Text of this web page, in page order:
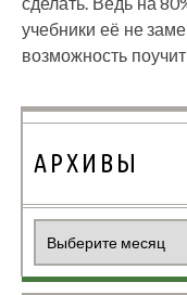
учебники её не
возможность
АРХИВЫ